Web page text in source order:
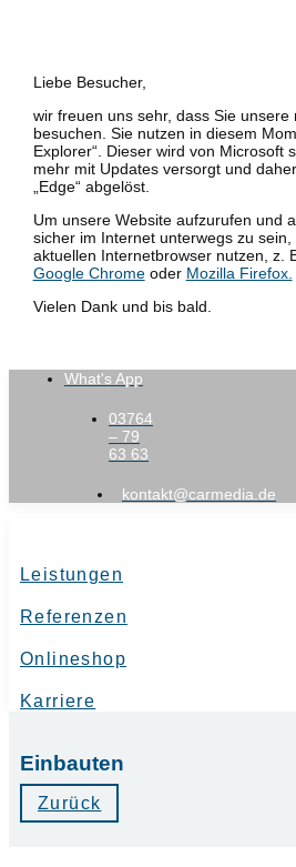
Liebe Besucher,
wir freuen uns sehr, dass Sie unsere
besuchen. Sie nutzen in diesem
Explorer“. Dieser wird von Microsoft
mehr mit Updates versorgt und
„Edge“ abgelöst.
Um unsere Website aufzurufen und
sicher im Internet unterwegs zu sein,
aktuellen Internetbrowser nutzen, z.
Google Chromeoder Mozilla Firefox.
Vielen Dank und bis bald.
What's App
03764
– 79
63 63
kontakt@carmedia.de
Leistungen
Referenzen
Onlineshop
Karriere
Einbauten
Zurück